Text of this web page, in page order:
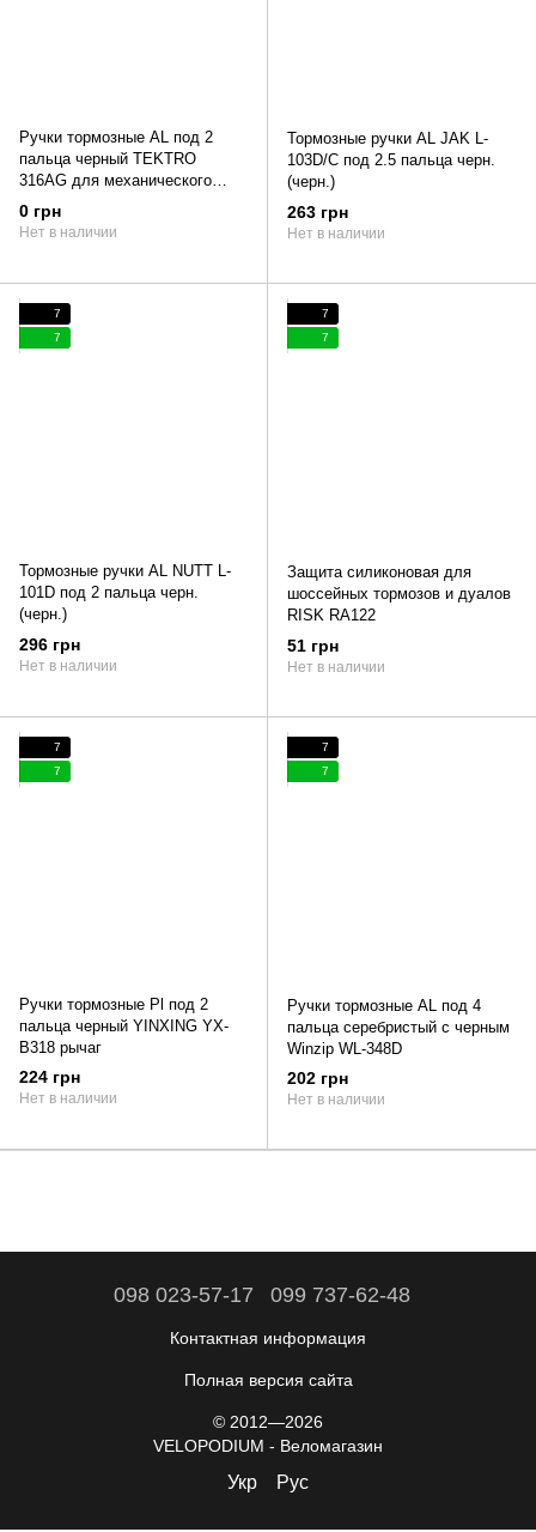
Ручки тормозные AL под 2
пальца черный TEKTRO
316AG для механического
дискового тормоза или V-br
0 грн
Нет в наличии
Тормозные ручки AL JAK L-
103D/C под 2.5 пальца черн.
(черн.)
263 грн
Нет в наличии
7
7
Тормозные ручки AL NUTT L-
101D под 2 пальца черн.
(черн.)
296 грн
Нет в наличии
7
7
Защита силиконовая для
шоссейных тормозов и дуалов
RISK RA122
51 грн
Нет в наличии
7
7
Ручки тормозные Pl под 2
пальца черный YINXING YX-
B318 рычаг
224 грн
Нет в наличии
7
7
Ручки тормозные AL под 4
пальца серебристый с черным
Winzip WL-348D
202 грн
Нет в наличии
098 023-57-17 099 737-62-48
Контактная информация
Полная версия сайта
© 2012—2026
VELOPODIUM - Веломагазин
Укр Рус